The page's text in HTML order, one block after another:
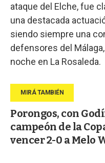
ataque del Elche, fue
una destacada
siendo siempre una
defensores del
noche en La Rosaleda.
Porongos, con
campeón de la
vencer 2-0 a Melo